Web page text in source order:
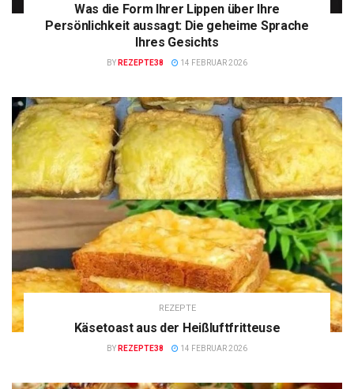
Was die Form Ihrer Lippen über Ihre
Persönlichkeit aussagt: Die geheime Sprache
Ihres Gesichts
BY REZEPTE38 14 FEBRUAR 2026
REZEPTE
Käsetoast aus der Heißluftfritteuse
BY REZEPTE38 14 FEBRUAR 2026